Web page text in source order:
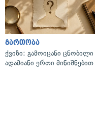
გართობა
ქვიზი: გამოიცანი ცნობილი
ადამიანი ერთი მინიშნებით